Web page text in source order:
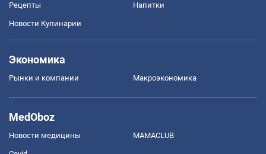
Рецепты Напитки
Новости Кулинарии
Экономика
Рынки и компании Mакроэкономика
MedOboz
Новости медицины MAMACLUB